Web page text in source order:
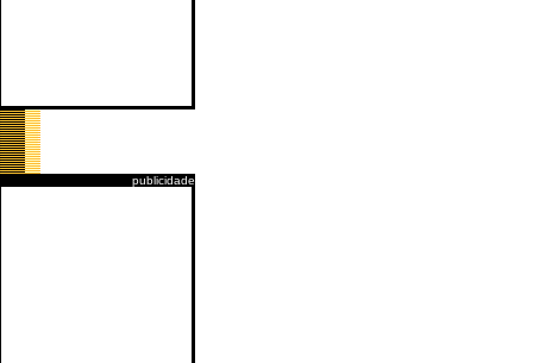
publicidade